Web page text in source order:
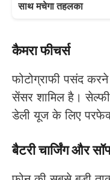
साथ मचेगा तहलका
कैमरा फीचर्स
फोटोग्राफी पसंद
सेंसर शामिल है।
डेली यूज के लिए
बैटरी चार्जिंग और